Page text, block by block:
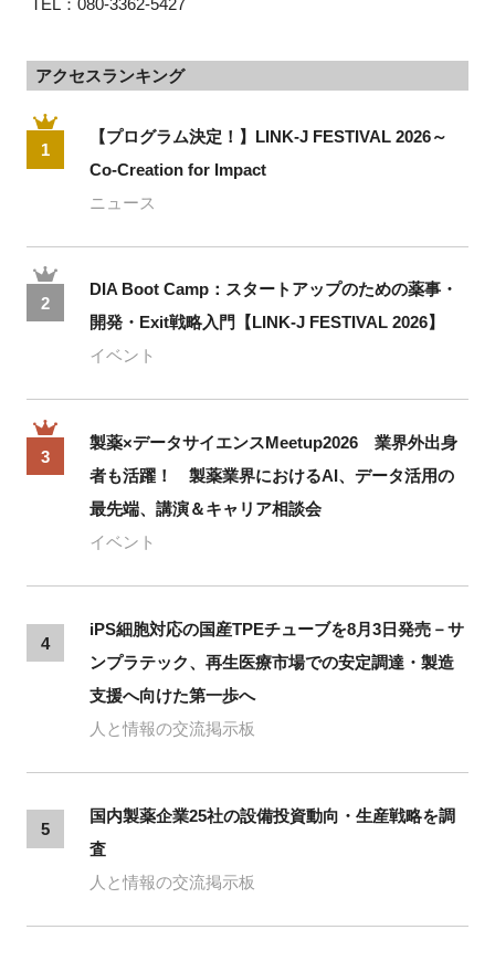
アクセスランキング
1
【プログラム決定！】LINK-J FESTIVAL 2026～
Co-Creation for Impact
ニュース
2
DIA Boot Camp：スタートアップのための薬事・
開発・Exit戦略入門【LINK-J FESTIVAL 2026】
イベント
3
製薬×データサイエンスMeetup2026 業界外出身
者も活躍！ 製薬業界におけるAI、データ活用の
最先端、講演＆キャリア相談会
イベント
4
iPS細胞対応の国産TPEチューブを8月3日発売－サ
ンプラテック、再生医療市場での安定調達・製造
支援へ向けた第一歩へ
人と情報の交流掲示板
5
国内製薬企業25社の設備投資動向・生産戦略を調
査
人と情報の交流掲示板